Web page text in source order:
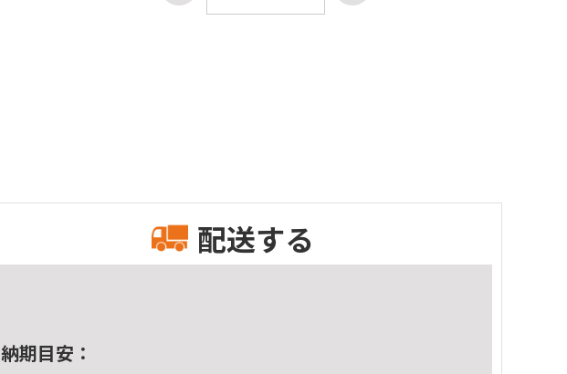
配送する
納期目安：